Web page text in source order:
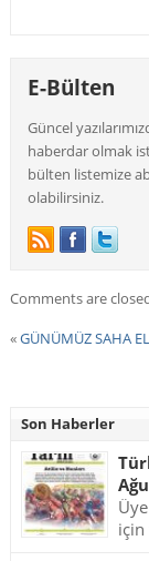
E-Bülten
Güncel
haberdar olmak
bülten listemize
olabilirsiniz.
Comments are
«GÜNÜMÜZ SAHA
Son Haberler
için